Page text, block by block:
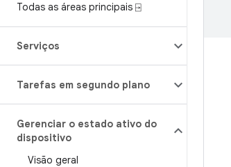
Todas as áreas principais ⍈
Serviços
Tarefas em segundo plano
Gerenciar o estado ativo do
dispositivo
Visão geral